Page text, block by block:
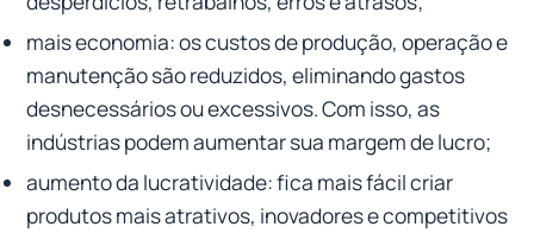
mais economia: os custos de produção, operação e
manutenção são reduzidos, eliminando gastos
desnecessários ou excessivos. Com isso, as
indústrias podem aumentar sua margem de lucro;
aumento da lucratividade: fica mais fácil criar
produtos mais atrativos, inovadores e competitivos